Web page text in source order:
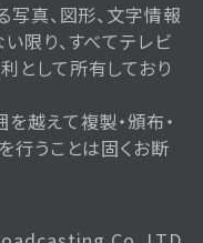
放送
：にぎわい市場さ
しめる♪
真、図形、文字情報
限り、すべてテレビ
として所有しており
越えて複製・頒布・
行うことは固くお断